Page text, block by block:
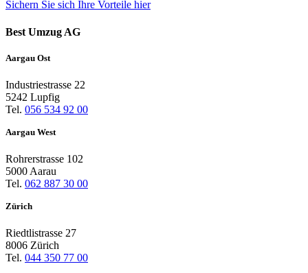
Sichern Sie sich Ihre Vorteile hier
Best Umzug AG
Aargau Ost
Industriestrasse 22
5242 Lupfig
Tel. 056 534 92 00
Aargau West
Rohrerstrasse 102
5000 Aarau
Tel. 062 887 30 00
Zürich
Riedtlistrasse 27
8006 Zürich
Tel. 044 350 77 00